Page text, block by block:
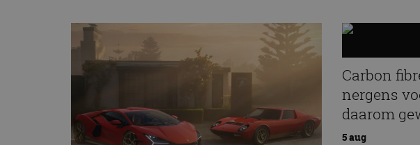
Carbon
nergens
daarom
5 aug